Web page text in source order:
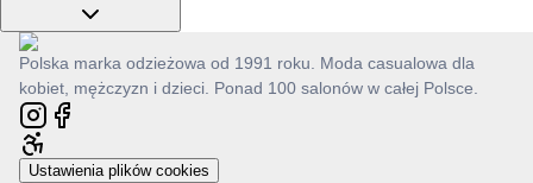
Polska marka odzieżowa od 1991 roku. Moda casualowa dla
kobiet, mężczyzn i dzieci. Ponad 100 salonów w całej Polsce.
Ustawienia plików cookies